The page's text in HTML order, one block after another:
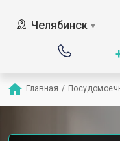
Челябинск ▼
Главная /